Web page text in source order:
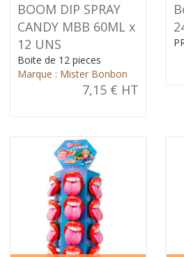
BOOM DIP SPRAY
CANDY MBB 60ML x
12 UNS
Boite de 12 pieces
Marque : Mister Bonbon
7,15 € HT